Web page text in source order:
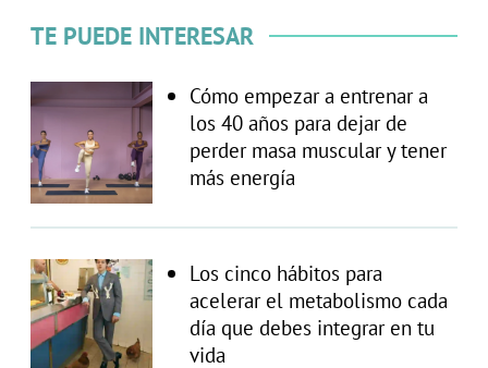
TE PUEDE INTERESAR
Cómo empezar a entrenar a
los 40 años para dejar de
perder masa muscular y tener
más energía
Los cinco hábitos para
acelerar el metabolismo cada
día que debes integrar en tu
vida